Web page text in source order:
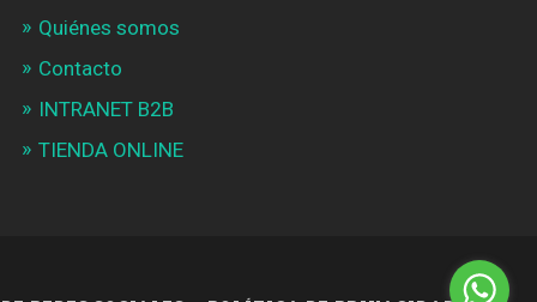
Quiénes somos
Contacto
INTRANET B2B
TIENDA ONLINE